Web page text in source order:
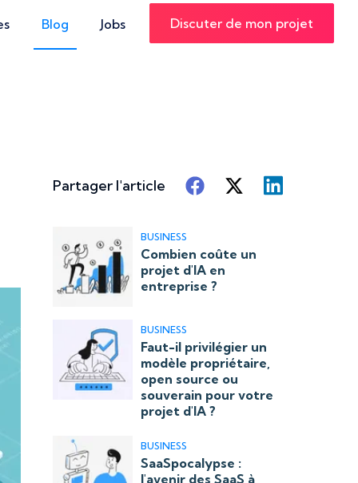
Blog Jobs Discuter de mon projet
Partager l'article
BUSINESS
Combien coûte un
projet d'IA en
entreprise ?
BUSINESS
Faut-il privilégier un
modèle propriétaire,
open source ou
souverain pour votre
projet d'IA ?
BUSINESS
SaaSpocalypse :
l'avenir des SaaS à